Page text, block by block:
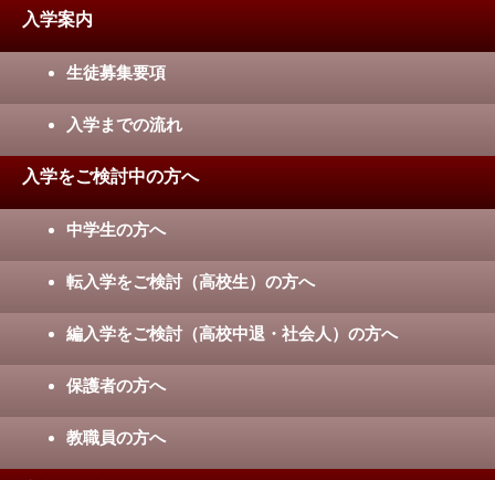
入学案内
生徒募集要項
入学までの流れ
入学をご検討中の方へ
中学生の方へ
転入学をご検討（高校生）の方へ
編入学をご検討（高校中退・社会人）の方へ
保護者の方へ
教職員の方へ